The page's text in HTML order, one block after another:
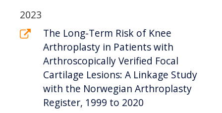
2023
The Long-Term Risk of Knee
Arthroplasty in Patients with
Arthroscopically Verified Focal
Cartilage Lesions: A Linkage Study
with the Norwegian Arthroplasty
Register, 1999 to 2020